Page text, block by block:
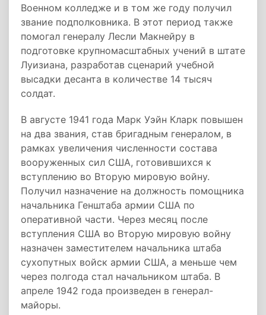
Военном колледже и в том же году получил
звание подполковника. В этот период также
помогал генералу Лесли Макнейру в
подготовке крупномасштабных учений в штате
Луизиана, разработав сценарий учебной
высадки десанта в количестве 14 тысяч
солдат.
В августе 1941 года Марк Уэйн Кларк повышен
на два звания, став бригадным генералом, в
рамках увеличения численности состава
вооруженных сил США, готовившихся к
вступлению во Вторую мировую войну.
Получил назначение на должность помощника
начальника Генштаба армии США по
оперативной части. Через месяц после
вступления США во Вторую мировую войну
назначен заместителем начальника штаба
сухопутных войск армии США, а меньше чем
через полгода стал начальником штаба. В
апреле 1942 года произведен в генерал-
майоры.